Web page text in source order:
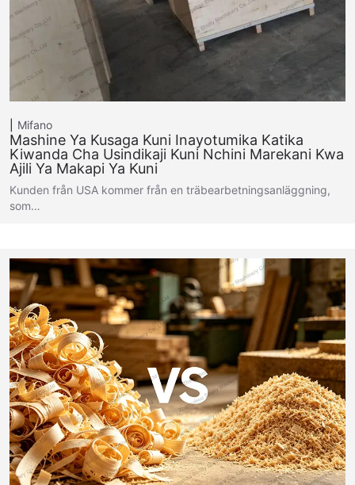
Mifano
Mashine Ya Kusaga Kuni Inayotumika Katika
Kiwanda Cha Usindikaji Kuni Nchini Marekani Kwa
Ajili Ya Makapi Ya Kuni
Kunden från USA kommer från en träbearbetningsanläggning,
som…